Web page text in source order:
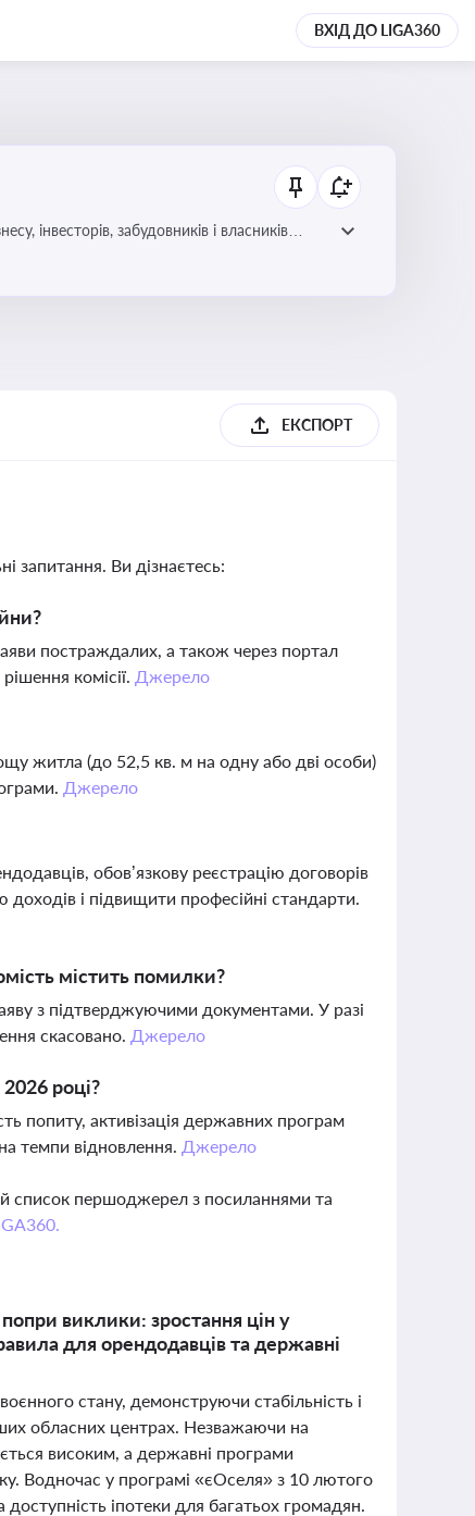
ВХІД ДО LIGA360
інвесторів, забудовників і власників
ЕКСПОРТ
запитання. Ви дізнаєтесь:
постраждалих, а також через портал
комісії. Джерело
житла (до 52,5 кв. м на одну або дві особи)
Джерело
обов’язкову реєстрацію договорів
і підвищити професійні стандарти.
містить помилки?
з підтверджуючими документами. У разі
скасовано. Джерело
році?
попиту, активізація державних програм
темпи відновлення. Джерело
список першоджерел з посиланнями та
виклики: зростання цін у
для орендодавців та державні
стану, демонструючи стабільність і
обласних центрах. Незважаючи на
високим, а державні програми
Водночас у програмі «єОселя» з 10 лютого
іпотеки для багатьох громадян.